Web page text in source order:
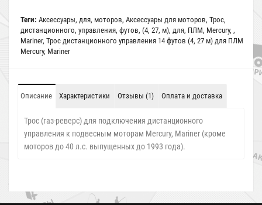
Теги: Аксессуары, для, моторов, Аксессуары для моторов, Трос,
дистанционного, управления, футов, (4, 27, м), для, ПЛМ, Mercury, ,
Mariner, Трос дистанционного управления 14 футов (4, 27 м) для ПЛМ
Mercury, Mariner
Описание Характеристики Отзывы (1) Оплата и доставка
Трос (газ-реверс) для подключения дистанционного
управления к подвесным моторам Mercury, Mariner (кроме
моторов до 40 л.с. выпущенных до 1993 года).